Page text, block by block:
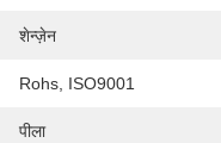
शेन्ज़ेन
Rohs, ISO9001
पीला